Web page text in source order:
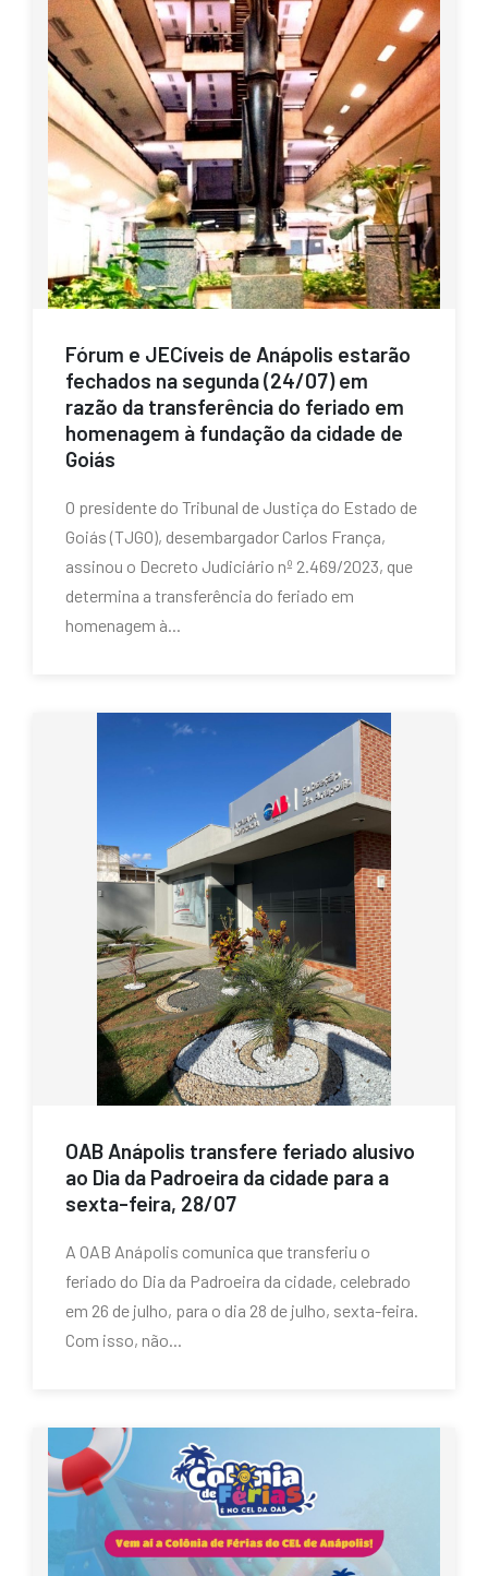
Fórum e JECíveis de Anápolis estarão
fechados na segunda (24/07) em
razão da transferência do feriado em
homenagem à fundação da cidade de
Goiás
O presidente do Tribunal de Justiça do Estado de
Goiás (TJGO), desembargador Carlos França,
assinou o Decreto Judiciário nº 2.469/2023, que
determina a transferência do feriado em
homenagem à...
OAB Anápolis transfere feriado alusivo
ao Dia da Padroeira da cidade para a
sexta-feira, 28/07
A OAB Anápolis comunica que transferiu o
feriado do Dia da Padroeira da cidade, celebrado
em 26 de julho, para o dia 28 de julho, sexta-feira.
Com isso, não...